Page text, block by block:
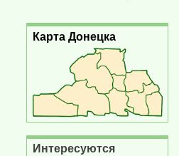
Карта Донецка
Интересуются